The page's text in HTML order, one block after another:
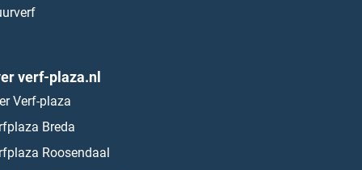
verf-plaza.nl
Verf-plaza
Breda
Roosendaal